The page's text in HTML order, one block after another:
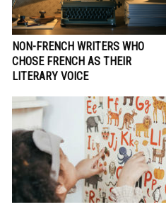
NON-FRENCH WRITERS WHO
CHOSE FRENCH AS THEIR
LITERARY VOICE